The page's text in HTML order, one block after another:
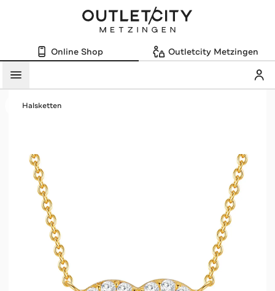
Online Shop Outletcity Metzingen
Menü
Halsketten